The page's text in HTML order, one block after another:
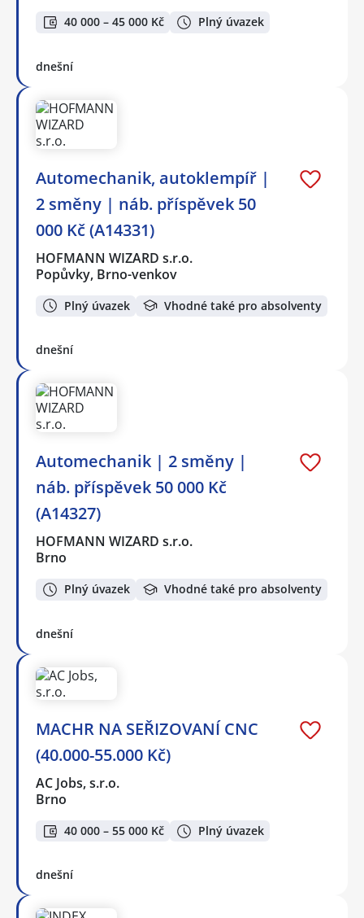
40 000 – 45 000 Kč Plný úvazek
dnešní
Automechanik, autoklempíř |
2 směny | náb. příspěvek 50
000 Kč (A14331)
HOFMANN WIZARD s.r.o.
Popůvky, Brno-venkov
Plný úvazek Vhodné také pro absolventy
dnešní
Automechanik | 2 směny |
náb. příspěvek 50 000 Kč
(A14327)
HOFMANN WIZARD s.r.o.
Brno
Plný úvazek Vhodné také pro absolventy
dnešní
MACHR NA SEŘIZOVANÍ CNC
(40.000-55.000 Kč)
AC Jobs, s.r.o.
Brno
40 000 – 55 000 Kč Plný úvazek
dnešní